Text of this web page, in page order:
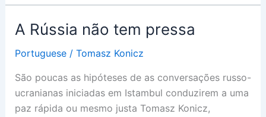
non
ha
fretta
A Rússia não tem pressa
Portuguese/ Tomasz Konicz
São poucas as hipóteses de as conversações russo-
ucranianas iniciadas em Istambul conduzirem a uma
paz rápida ou mesmo justa Tomasz Konicz,